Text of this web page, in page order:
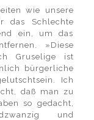
wie unsere
das Schlechte
ein, um das
»Diese
Gruselige ist
bürgerliche
Ich
daß man zu
so gedacht,
und